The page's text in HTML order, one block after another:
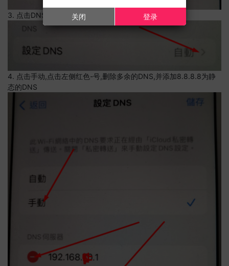
3. 点击DNS设置
4. 点击手动,点击左侧红色-号,删除多余的DNS,并添加8.8.8.8为静
态的DNS
关闭 登录